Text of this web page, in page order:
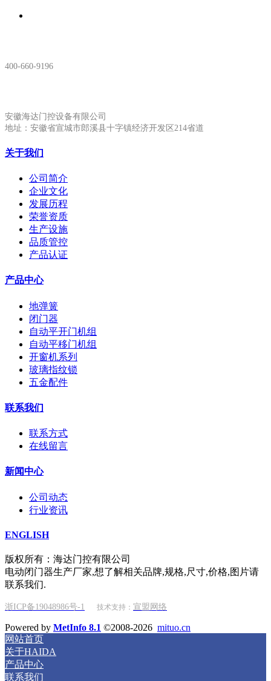
400-660-9196
安徽海达门控设备有限公司
地址：安徽省宣城市郎溪县十字镇经济开发区214省道
关于我们
公司简介
企业文化
发展历程
荣誉资质
生产设施
品质管控
产品认证
产品中心
地弹簧
闭门器
自动平开门机组
自动平移门机组
开窗机系列
玻璃指纹锁
五金配件
联系我们
联系方式
在线留言
新闻中心
公司动态
行业资讯
ENGLISH
版权所有：海达门控有限公司
电动闭门器生产厂家,想了解相关品牌,规格,尺寸,价格,图片请
联系我们.
浙ICP备19048986号-1 技术支持： 宣盟网络
Powered by MetInfo 8.1 ©2008-2026 mituo.cn
网站首页
关于HAIDA
产品中心
联系我们